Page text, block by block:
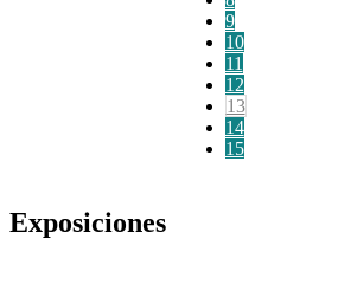
9
10
11
12
13
14
15
Exposiciones